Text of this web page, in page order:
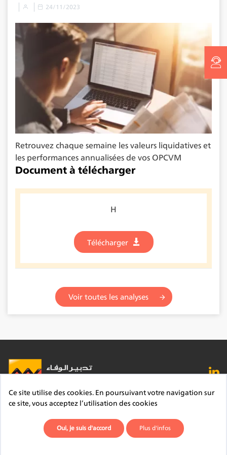
24/11/2023
Retrouvez chaque semaine les valeurs liquidatives et
les performances annualisées de vos OPCVM
Document à télécharger
H
Télécharger
Voir toutes les analyses
FAQ Lexique Contact
Mentions légales
Site du Groupe
Plan du site Déontologie
Ce site utilise des cookies. En poursuivant votre navigation sur
ce site, vous acceptez l’utilisation des cookies
Oui, je suis d'accord Plus d'infos